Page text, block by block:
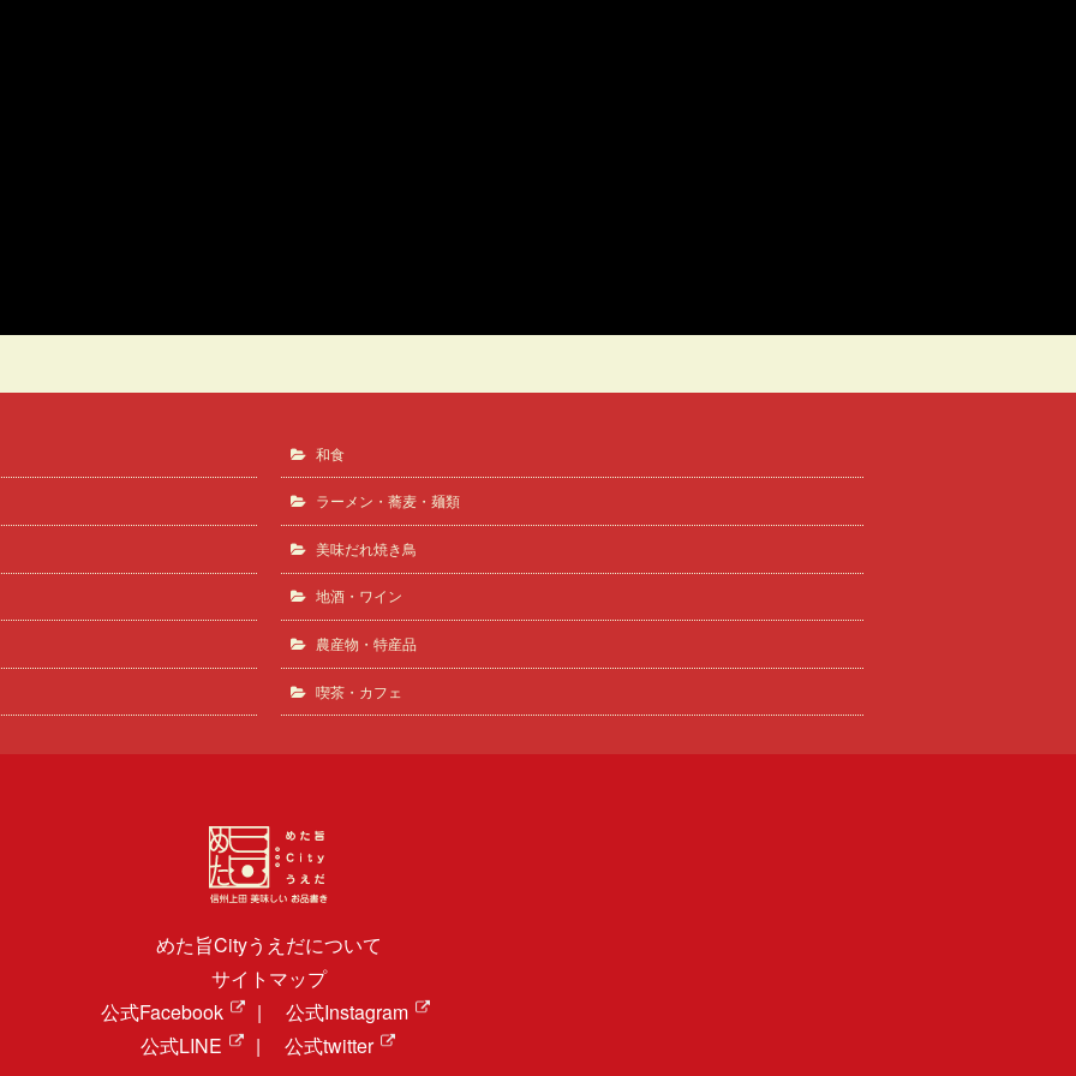
和食
ラーメン・蕎麦・麺類
美味だれ焼き鳥
地酒・ワイン
農産物・特産品
喫茶・カフェ
めた旨Cityうえだについて
サイトマップ
公式Facebook
| 公式Instagram
公式LINE
| 公式twitter